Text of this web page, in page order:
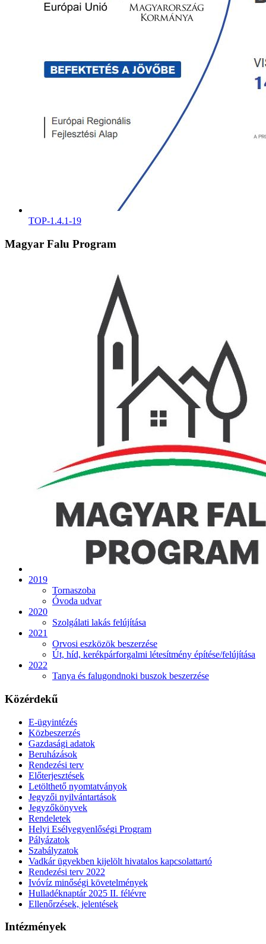
TOP-1.4.1-19
Magyar Falu Program
2019
Tornaszoba
Óvoda udvar
2020
Szolgálati lakás felújítása
2021
Orvosi eszközök beszerzése
Út, híd, kerékpárforgalmi létesítmény építése/felújítása
2022
Tanya és falugondnoki buszok beszerzése
Közérdekű
E-ügyintézés
Közbeszerzés
Gazdasági adatok
Beruházások
Rendezési terv
Előterjesztések
Letölthető nyomtatványok
Jegyzői nyilvántartások
Jegyzőkönyvek
Rendeletek
Helyi Esélyegyenlőségi Program
Pályázatok
Szabályzatok
Vadkár ügyekben kijelölt hivatalos kapcsolattartó
Rendezési terv 2022
Ivóvíz minőségi követelmények
Hulladéknaptár 2025 II. félévre
Ellenőrzések, jelentések
Intézmények